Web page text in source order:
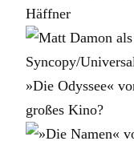
Häffner
»Die Odyssee«
großes Kino?